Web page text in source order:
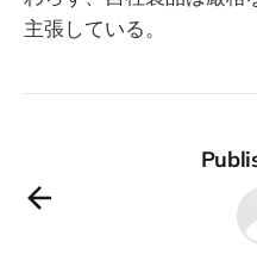
主張している。